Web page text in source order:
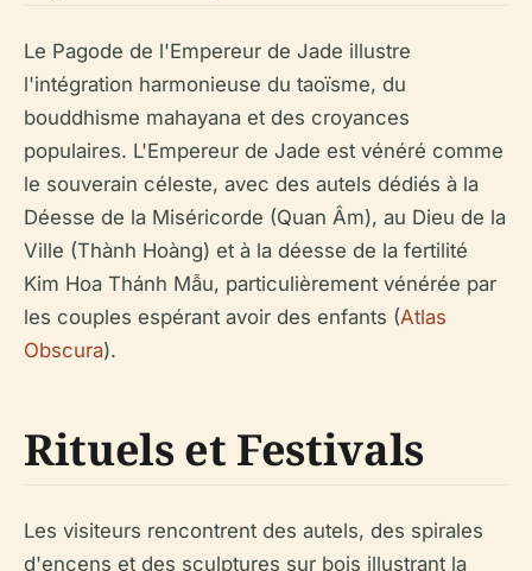
Le Pagode de l'Empereur de Jade illustre
l'intégration harmonieuse du taoïsme, du
bouddhisme mahayana et des croyances
populaires. L'Empereur de Jade est vénéré comme
le souverain céleste, avec des autels dédiés à la
Déesse de la Miséricorde (Quan Âm), au Dieu de la
Ville (Thành Hoàng) et à la déesse de la fertilité
Kim Hoa Thánh Mẫu, particulièrement vénérée par
les couples espérant avoir des enfants (Atlas
Obscura).
Rituels et Festivals
Les visiteurs rencontrent des autels, des spirales
d'encens et des sculptures sur bois illustrant la